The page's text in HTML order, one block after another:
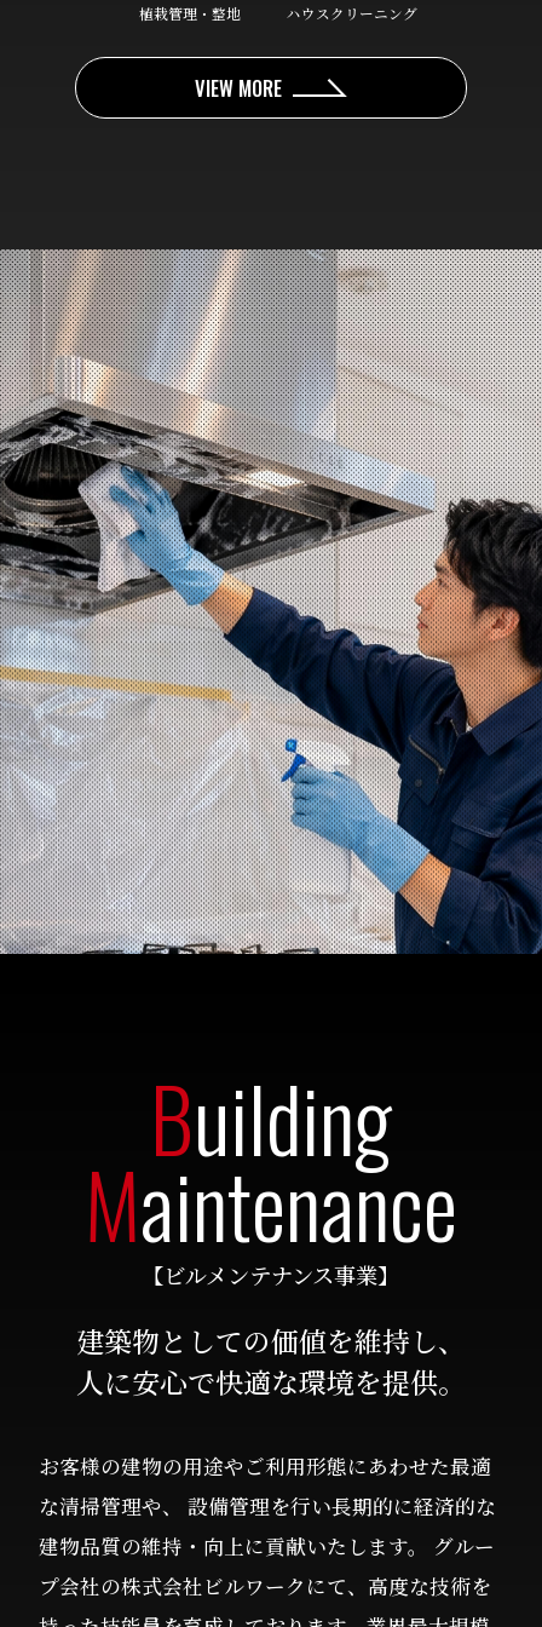
植栽管理・整地 ハウスクリーニング
VIEW MORE
Building
Maintenance
【ビルメンテナンス事業】
建築物としての価値を維持し、
人に安心で快適な環境を提供。
お客様の建物の用途やご利用形態にあわせた最適
な清掃管理や、 設備管理を行い長期的に経済的な
建物品質の維持・向上に貢献いたします。 グルー
プ会社の株式会社ビルワークにて、高度な技術を